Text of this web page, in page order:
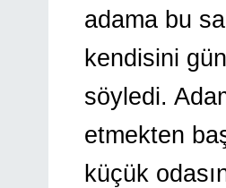
adama bu
kendisini
söyledi.
etmekten
küçük